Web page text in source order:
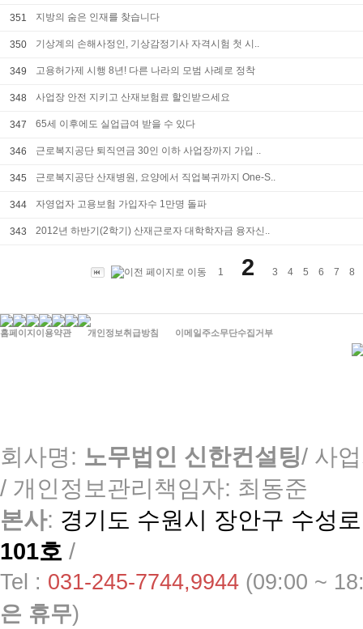
351 지방의 숨은 인재를 찾습니다
350 기상계의 손해사정인, 기상감정기사 자격시험 첫 시..
349 고용허가제 시행 8년! 다른 나라의 모범 사례로 정착
348 사업장 안전 지키고 산재보험료 할인받으세요
347 65세 이후에도 실업급여 받을 수 있다
346 근로복지공단 퇴직연금 30인 이하 사업장까지 가입 ..
345 근로복지공단 산재병원, 요양에서 직업복귀까지 One-S..
344 자영업자 고용보험 가입자수 1만명 돌파
343 2012년 하반기(2학기) 산재근로자 대학학자금 융자신..
1 2 3 4 5 6 7 8
홈페이지이용약관 개인정보취급방침 이메일주소무단수집거부
회사명: 노무법인 신한컨설팅/ 사
/ 개인정보관리책임자: 최동준
본사: 경기도 수원시 장안구 수성
101호 /
Tel : 031-245-7744,9944 (09:00 ~
은 휴무)